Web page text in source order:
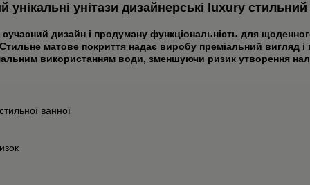
унікальні унітази дизайнерські luxury
дизайн і продуману функціональність для
матове покриття надає виробу преміальний вигляд
використанням води, зменшуючи ризик утворення
ванної